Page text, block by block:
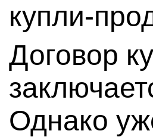
купли-
Договор
Однако